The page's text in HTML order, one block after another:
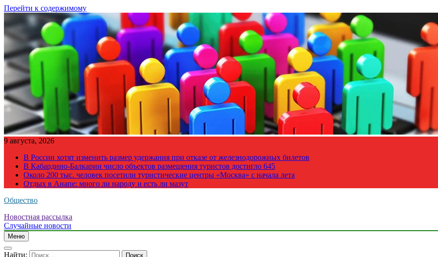
Перейти к содержимому
9 августа, 2026
В России хотят изменить размер удержания при отказе от железнодорожных билетов
В Кабардино-Балкарии число объектов размещения туристов достигло 645
Около 200 тыс. человек посетили туристические центры «Москва» с начала лета
Отдых в Анапе: много ли народу и есть ли мазут
Общество
Новостная рассылка
Случайные новости
Меню
Найти: